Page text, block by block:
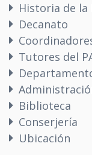
Historia de la
Decanato
Tutores del
Biblioteca
Conserjería
Ubicación